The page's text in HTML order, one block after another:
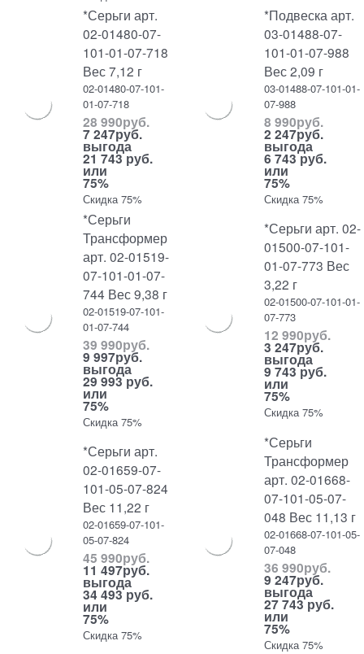
*Серьги арт.
02-01480-07-
101-01-07-718
Вес 7,12 г
02-01480-07-101-
01-07-718
28 990руб.
7 247руб.
выгода
21 743 руб.
или
75%
Скидка 75%
*Подвеска арт.
03-01488-07-
101-01-07-988
Вес 2,09 г
03-01488-07-101-01-
07-988
8 990руб.
2 247руб.
выгода
6 743 руб.
или
75%
Скидка 75%
*Серьги
Трансформер
арт. 02-01519-
07-101-01-07-
744 Вес 9,38 г
02-01519-07-101-
01-07-744
39 990руб.
9 997руб.
выгода
29 993 руб.
или
75%
Скидка 75%
*Серьги арт. 02-
01500-07-101-
01-07-773 Вес
3,22 г
02-01500-07-101-01-
07-773
12 990руб.
3 247руб.
выгода
9 743 руб.
или
75%
Скидка 75%
*Серьги арт.
02-01659-07-
101-05-07-824
Вес 11,22 г
02-01659-07-101-
05-07-824
45 990руб.
11 497руб.
выгода
34 493 руб.
или
75%
Скидка 75%
*Серьги
Трансформер
арт. 02-01668-
07-101-05-07-
048 Вес 11,13 г
02-01668-07-101-05-
07-048
36 990руб.
9 247руб.
выгода
27 743 руб.
или
75%
Скидка 75%